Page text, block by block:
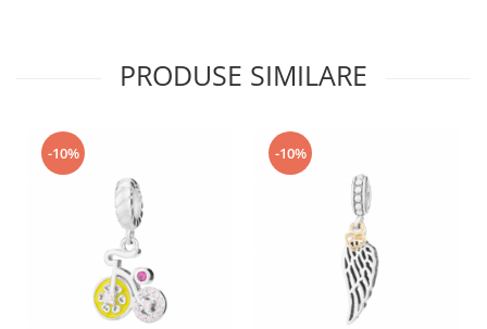
PRODUSE SIMILARE
-10% -10%